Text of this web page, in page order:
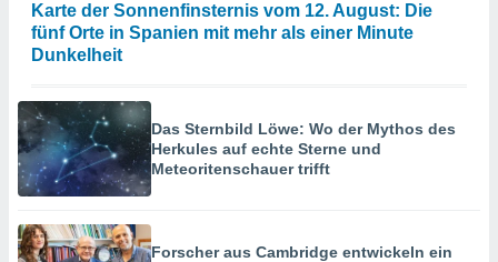
Karte der Sonnenfinsternis vom 12. August: Die
fünf Orte in Spanien mit mehr als einer Minute
Dunkelheit
Das Sternbild Löwe: Wo der Mythos des
Herkules auf echte Sterne und
Meteoritenschauer trifft
Forscher aus Cambridge entwickeln ein